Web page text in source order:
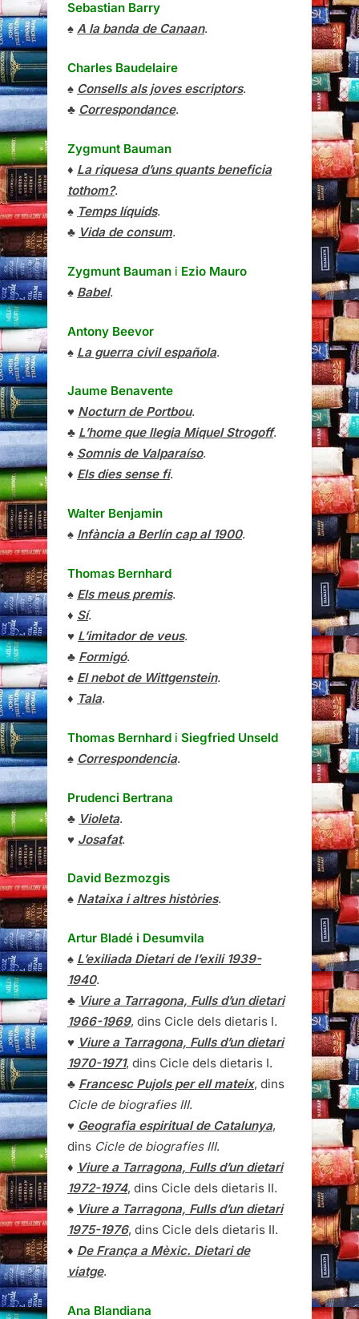
Sebastian Barry
♠ A la banda de Canaan.
Charles Baudelaire
♠ Consells als joves escriptors.
♣ Correspondance.
Zygmunt Bauman
♦ La riquesa d’uns quants beneficia
tothom?.
♠ Temps líquids.
♣ Vida de consum.
Zygmunt Bauman i Ezio Mauro
♠ Babel.
Antony Beevor
♠ La guerra civil española.
Jaume Benavente
♥ Nocturn de Portbou.
♣ L’home que llegia Miquel Strogoff.
♠ Somnis de Valparaíso.
♦ Els dies sense fi.
Walter Benjamin
♠ Infància a Berlín cap al 1900.
Thomas Bernhard
♠ Els meus premis.
♦ Sí.
♥ L’imitador de veus.
♣ Formigó.
♠ El nebot de Wittgenstein.
♦ Tala.
Thomas Bernhard i Siegfried Unseld
♠ Correspondencia.
Prudenci Bertrana
♣ Violeta.
♥ Josafat.
David Bezmozgis
♠ Nataixa i altres històries.
Artur Bladé i Desumvila
♠ L’exiliada Dietari de l’exili 1939-
1940.
♣ Viure a Tarragona, Fulls d’un dietari
1966-1969, dins Cicle dels dietaris I.
♥ Viure a Tarragona, Fulls d’un dietari
1970-1971, dins Cicle dels dietaris I.
♣ Francesc Pujols per ell mateix, dins
Cicle de biografies III.
♥ Geografia espiritual de Catalunya,
dins Cicle de biografies III.
♦ Viure a Tarragona, Fulls d’un dietari
1972-1974, dins Cicle dels dietaris II.
♠ Viure a Tarragona, Fulls d’un dietari
1975-1976, dins Cicle dels dietaris II.
♦ De França a Mèxic. Dietari de
viatge.
Ana Blandiana